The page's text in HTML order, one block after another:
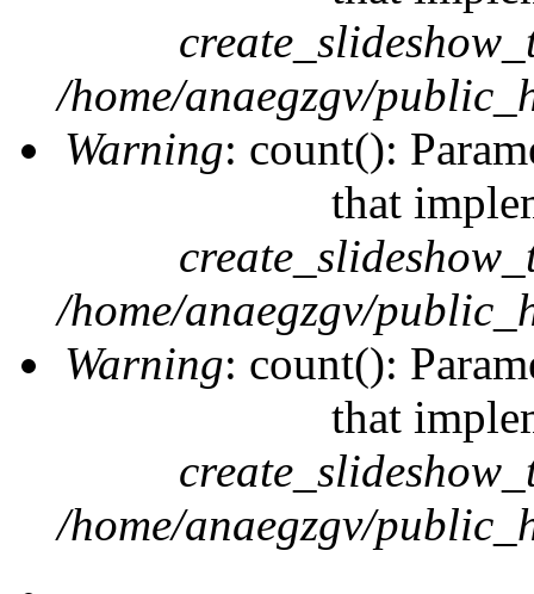
/home/anaegzgv/
Warning: count():
that
/home/anaegzgv/
Warning: count():
that
/home/anaegzgv/